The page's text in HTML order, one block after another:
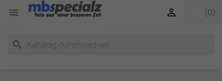
 (0)

search